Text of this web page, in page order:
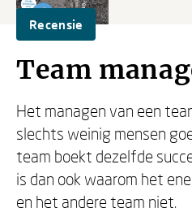
Recensie
Team
Het managen van een
slechts weinig mensen
team boekt dezelfde
is dan ook waarom het
en het andere team niet.